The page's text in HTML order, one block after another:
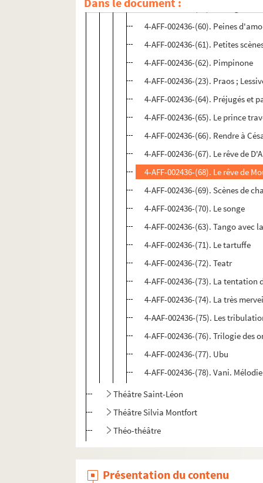
4-AFF-002436-(59). Passage
4-AFF-002436-(60). Peines
4-AFF-002436-(61). Petites
4-AFF-002436-(62). Pimpinone
4-AFF-002436-(23). Praos ;
4-AFF-002436-(64). Préjugés et
4-AFF-002436-(65). Le prince
4-AFF-002436-(66). Rendre à
4-AFF-002436-(67). Le rêve de
4-AFF-002436-(68). Le rêve de
4-AFF-002436-(69). Scènes de
4-AFF-002436-(70). Le songe
4-AFF-002436-(63). Tango avec
4-AFF-002436-(71). Le tartuffe
4-AFF-002436-(72). Teatr
4-AFF-002436-(73). La tentation
4-AFF-002436-(74). La très
4-AAF-002436-(75). Les
4-AFF-002436-(76). Trilogie des
4-AFF-002436-(77). Ubu
4-AFF-002436-(78). Vani.
Théâtre Saint-Léon
Théâtre Silvia Montfort
Théo-théâtre
Présentation du contenu